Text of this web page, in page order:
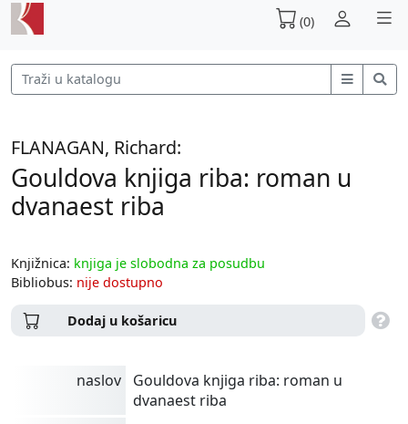
(0)
FLANAGAN, Richard:
Gouldova knjiga riba: roman u
dvanaest riba
Knjižnica: knjiga je slobodna za posudbu
Bibliobus: nije dostupno
Dodaj u košaricu
naslov
Gouldova knjiga riba: roman u
dvanaest riba